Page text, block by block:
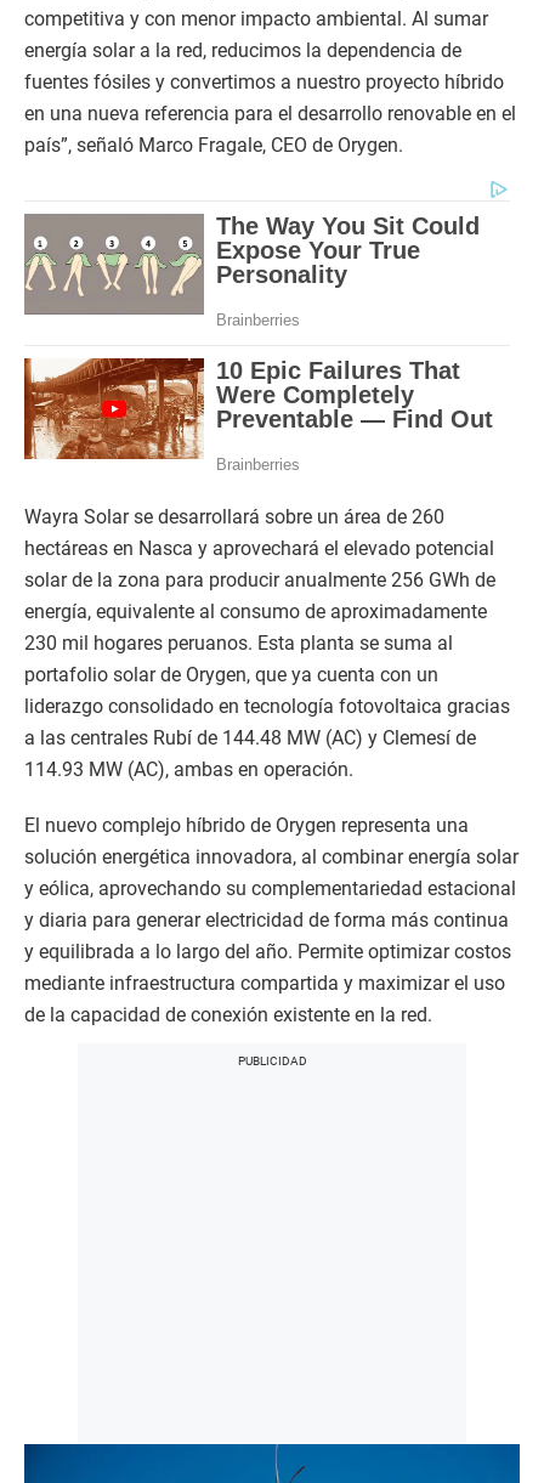
competitiva y con menor impacto ambiental. Al sumar
energía solar a la red, reducimos la dependencia de
fuentes fósiles y convertimos a nuestro proyecto híbrido
en una nueva referencia para el desarrollo renovable en el
país”, señaló Marco Fragale, CEO de Orygen.
Wayra Solar se desarrollará sobre un área de 260
hectáreas en Nasca y aprovechará el elevado potencial
solar de la zona para producir anualmente 256 GWh de
energía, equivalente al consumo de aproximadamente
230 mil hogares peruanos. Esta planta se suma al
portafolio solar de Orygen, que ya cuenta con un
liderazgo consolidado en tecnología fotovoltaica gracias
a las centrales Rubí de 144.48 MW (AC) y Clemesí de
114.93 MW (AC), ambas en operación.
El nuevo complejo híbrido de Orygen representa una
solución energética innovadora, al combinar energía solar
y eólica, aprovechando su complementariedad estacional
y diaria para generar electricidad de forma más continua
y equilibrada a lo largo del año. Permite optimizar costos
mediante infraestructura compartida y maximizar el uso
de la capacidad de conexión existente en la red.